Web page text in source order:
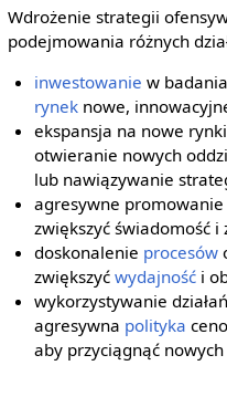
Wdrożenie strategii
podejmowania różnych
inwestowanie w
rynek nowe,
ekspansja na nowe
otwieranie nowych
lub nawiązywanie
agresywne
zwiększyć świadomość
doskonalenie procesów
zwiększyćwydajność i
wykorzystywanie działań
agresywna polityka
aby przyciągnąć